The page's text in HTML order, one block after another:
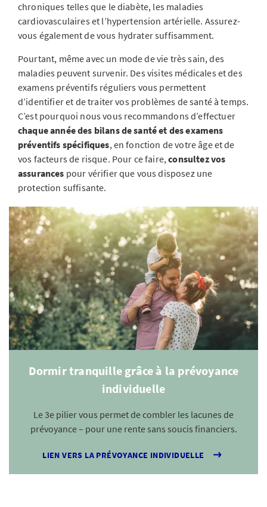
chroniques telles que le diabète, les maladies
cardiovasculaires et l’hypertension artérielle. Assurez-
vous également de vous hydrater suffisamment.
Pourtant, même avec un mode de vie très sain, des
maladies peuvent survenir. Des visites médicales et des
examens préventifs réguliers vous permettent
d’identifier et de traiter vos problèmes de santé à temps.
C’est pourquoi nous vous recommandons d’effectuer
chaque année des bilans de santé et des examens
préventifs spécifiques, en fonction de votre âge et de
vos facteurs de risque. Pour ce faire,consultez vos
assurances pour vérifier que vous disposez une
protection suffisante.
Dormir tranquille grâce à la prévoyance
individuelle
Le 3e pilier vous permet de combler les lacunes de
prévoyance – pour une rente sans soucis financiers.
LIEN VERS LA PRÉVOYANCE INDIVIDUELLE